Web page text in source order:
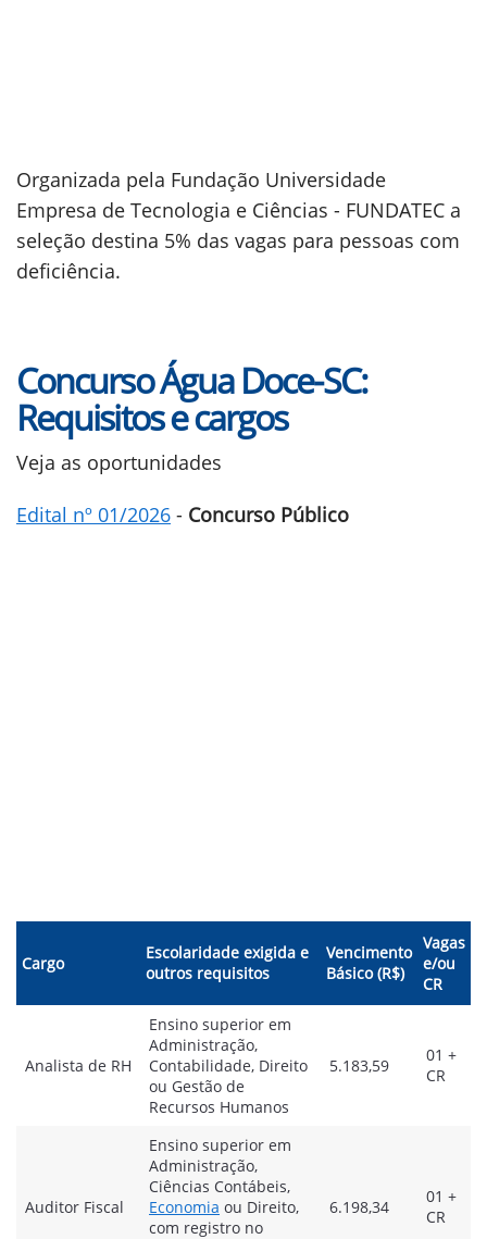
Organizada pela Fundação Universidade
Empresa de Tecnologia e Ciências - FUNDATEC a
seleção destina 5% das vagas para pessoas com
deficiência.
Concurso Água Doce-SC:
Requisitos e cargos
Veja as oportunidades
Edital nº 01/2026 - Concurso Público
Cargo
Escolaridade exigida e
outros requisitos
Vencimento
Básico (R$)
Vagas
e/ou
CR
Analista de RH
Ensino superior em
Administração,
Contabilidade, Direito
ou Gestão de
Recursos Humanos
5.183,59
01 +
CR
Auditor Fiscal
Ensino superior em
Administração,
Ciências Contábeis,
Economia ou Direito,
com registro no
6.198,34
01 +
CR